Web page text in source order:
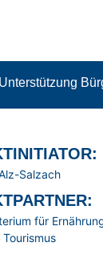
Salzach
für